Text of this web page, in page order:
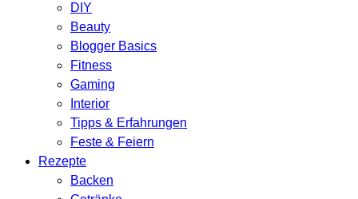
DIY
Beauty
Blogger Basics
Fitness
Gaming
Interior
Tipps & Erfahrungen
Feste & Feiern
Rezepte
Backen